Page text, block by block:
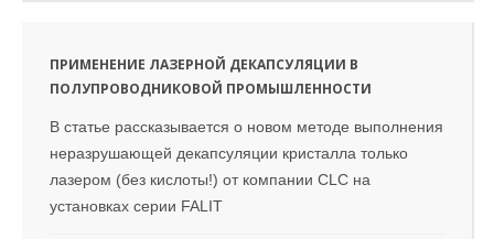
ПРИМЕНЕНИЕ ЛАЗЕРНОЙ ДЕКАПСУЛЯЦИИ В
ПОЛУПРОВОДНИКОВОЙ ПРОМЫШЛЕННОСТИ
В статье рассказывается о новом методе выполнения
неразрушающей декапсуляции кристалла только
лазером (без кислоты!) от компании CLC на
установках серии FALIT